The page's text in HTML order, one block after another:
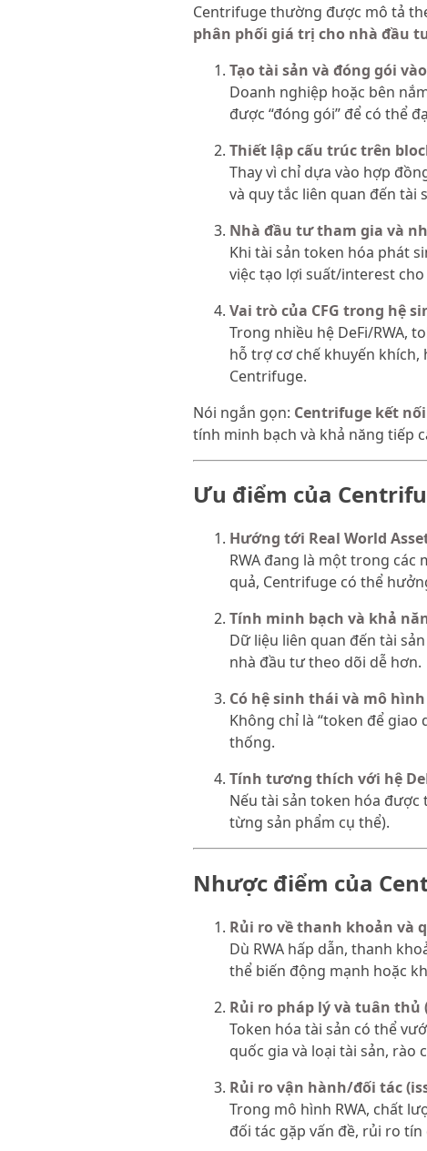
Centrifuge thường được mô tả
phân phối giá trị cho nhà đầu
Tạo tài sản và đóng gói
Doanh nghiệp hoặc bên
được “đóng gói” để có thể
Thiết lập cấu trúc trên
Thay vì chỉ dựa vào hợp
và quy tắc liên quan đến tài
Nhà đầu tư tham gia và
Khi tài sản token hóa phát
việc tạo lợi suất/interest
Vai trò của CFG trong hệ
Trong nhiều hệ DeFi/RWA,
hỗ trợ cơ chế khuyến
Centrifuge.
Nói ngắn gọn: Centrifuge kết
tính minh bạch và khả năng tiếp
Ưu điểm của
Hướng tới Real World
RWA đang là một trong các
quả, Centrifuge có thể
Tính minh bạch và khả
Dữ liệu liên quan đến tài
nhà đầu tư theo dõi dễ hơn.
Có hệ sinh thái và mô
Không chỉ là “token để
thống.
Tính tương thích với hệ
Nếu tài sản token hóa
từng sản phẩm cụ thể).
Nhược điểm của
Rủi ro về thanh khoản và
Dù RWA hấp dẫn, thanh
thể biến động mạnh hoặc
Rủi ro pháp lý và tuân thủ
Token hóa tài sản có thể
quốc gia và loại tài sản, rào
Rủi ro vận hành/đối tác
Trong mô hình RWA, chất
đối tác gặp vấn đề, rủi ro